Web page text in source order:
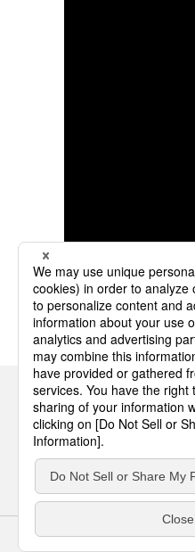
サイトのご利用にあたって